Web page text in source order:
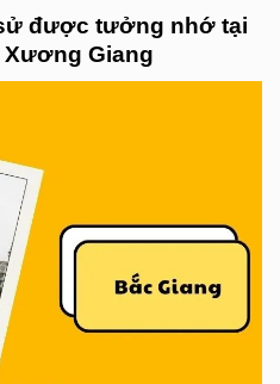
được tưởng nhớ tại
Giang